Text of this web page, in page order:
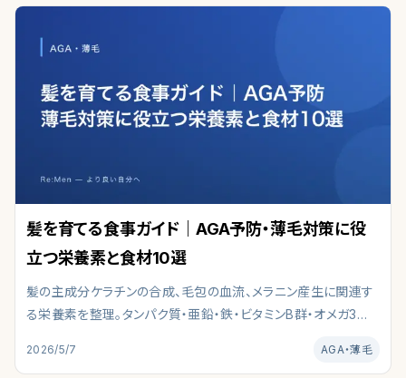
髪を育てる食事ガイド｜AGA予防・薄毛対策に役
立つ栄養素と食材10選
髪の主成分ケラチンの合成、毛包の血流、メラニン産生に関連す
る栄養素を整理。タンパク質・亜鉛・鉄・ビタミンB群・オメガ3な
まとめました。サプリと食事の使い分けも解説します。
2026/5/7 AGA・薄毛